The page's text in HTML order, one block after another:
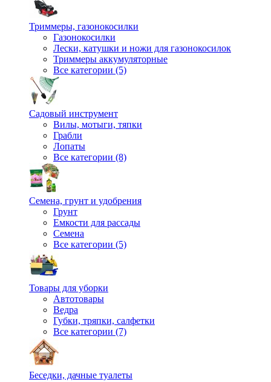
Триммеры, газонокосилки
Газонокосилки
Лески, катушки и ножи для газонокосилок
Триммеры аккумуляторные
Все категории (5)
Садовый инструмент
Вилы, мотыги, тяпки
Грабли
Лопаты
Все категории (8)
Семена, грунт и удобрения
Грунт
Емкости для рассады
Семена
Все категории (5)
Товары для уборки
Автотовары
Ведра
Губки, тряпки, салфетки
Все категории (7)
Беседки, дачные туалеты